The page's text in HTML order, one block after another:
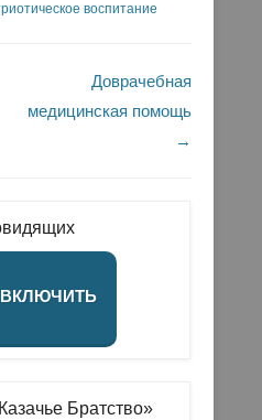
воспитание
Доврачебная
медицинская помощь
→
ВКЛЮЧИТЬ
Братство»